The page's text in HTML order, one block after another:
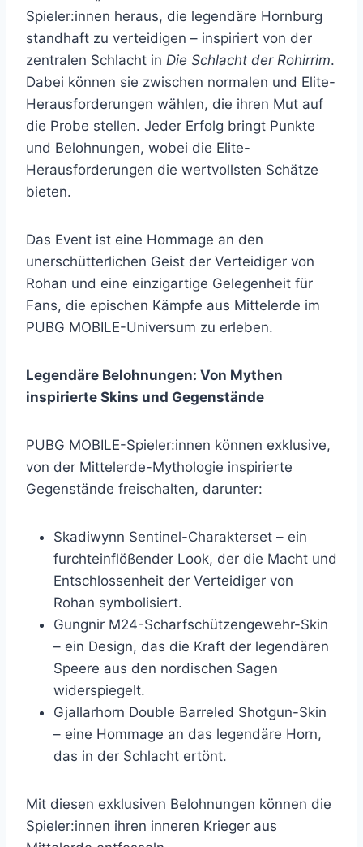
Spieler:innen heraus, die legendäre Hornburg
standhaft zu verteidigen – inspiriert von der
zentralen Schlacht in Die Schlacht der Rohirrim.
Dabei können sie zwischen normalen und Elite-
Herausforderungen wählen, die ihren Mut auf
die Probe stellen. Jeder Erfolg bringt Punkte
und Belohnungen, wobei die Elite-
Herausforderungen die wertvollsten Schätze
bieten.
Das Event ist eine Hommage an den
unerschütterlichen Geist der Verteidiger von
Rohan und eine einzigartige Gelegenheit für
Fans, die epischen Kämpfe aus Mittelerde im
PUBG MOBILE-Universum zu erleben.
Legendäre Belohnungen: Von Mythen
inspirierte Skins und Gegenstände
PUBG MOBILE-Spieler:innen können exklusive,
von der Mittelerde-Mythologie inspirierte
Gegenstände freischalten, darunter:
Skadiwynn Sentinel-Charakterset – ein
furchteinflößender Look, der die Macht und
Entschlossenheit der Verteidiger von
Rohan symbolisiert.
Gungnir M24-Scharfschützengewehr-Skin
– ein Design, das die Kraft der legendären
Speere aus den nordischen Sagen
widerspiegelt.
Gjallarhorn Double Barreled Shotgun-Skin
– eine Hommage an das legendäre Horn,
das in der Schlacht ertönt.
Mit diesen exklusiven Belohnungen können die
Spieler:innen ihren inneren Krieger aus